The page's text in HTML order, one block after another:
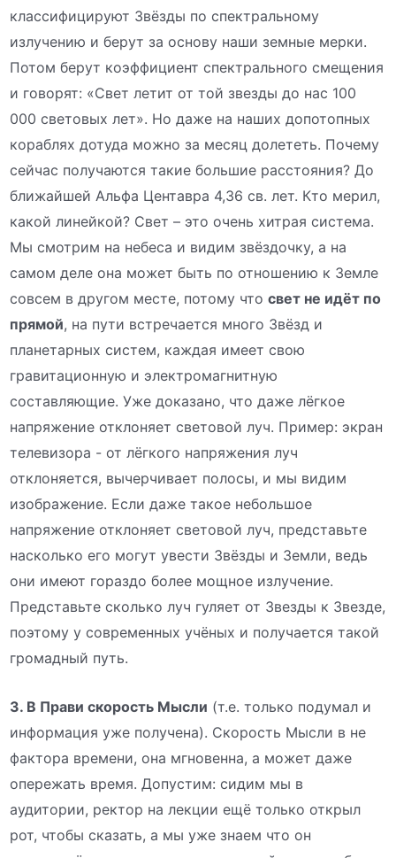
классифицируют Звёзды по спектральному
излучению и берут за основу наши земные мерки.
Потом берут коэффициент спектрального смещения
и говорят: «Свет летит от той звезды до нас 100
000 световых лет». Но даже на наших допотопных
кораблях дотуда можно за месяц долететь. Почему
сейчас получаются такие большие расстояния? До
ближайшей Альфа Центавра 4,36 св. лет. Кто мерил,
какой линейкой? Свет – это очень хитрая система.
Мы смотрим на небеса и видим звёздочку, а на
самом деле она может быть по отношению к Земле
совсем в другом месте, потому чтосвет не идёт по
прямой, на пути встречается много Звёзд и
планетарных систем, каждая имеет свою
гравитационную и электромагнитную
составляющие. Уже доказано, что даже лёгкое
напряжение отклоняет световой луч. Пример: экран
телевизора - от лёгкого напряжения луч
отклоняется, вычерчивает полосы, и мы видим
изображение. Если даже такое небольшое
напряжение отклоняет световой луч, представьте
насколько его могут увести Звёзды и Земли, ведь
они имеют гораздо более мощное излучение.
Представьте сколько луч гуляет от Звезды к Звезде,
поэтому у современных учёных и получается такой
громадный путь.
3. В Прави скорость Мысли (т.е. только подумал и
информация уже получена). Скорость Мысли в не
фактора времени, она мгновенна, а может даже
опережать время. Допустим: сидим мы в
аудитории, ректор на лекции ещё только открыл
рот, чтобы сказать, а мы уже знаем что он